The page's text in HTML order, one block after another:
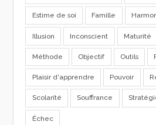
Estime de soi Famille
Illusion Inconscient Maturité
Méthode Objectif Outils
Plaisir d'apprendre Pouvoir
Scolarité Souffrance
Échec